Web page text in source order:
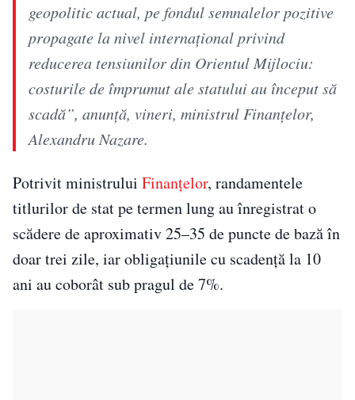
geopolitic actual, pe fondul semnalelor pozitive
propagate la nivel internaţional privind
reducerea tensiunilor din Orientul Mijlociu:
costurile de împrumut ale statului au început să
scadă”, anunţă, vineri, ministrul Finanţelor,
Alexandru Nazare.
Potrivit ministrului Finanțelor, randamentele
titlurilor de stat pe termen lung au înregistrat o
scădere de aproximativ 25–35 de puncte de bază în
doar trei zile, iar obligațiunile cu scadență la 10
ani au coborât sub pragul de 7%.